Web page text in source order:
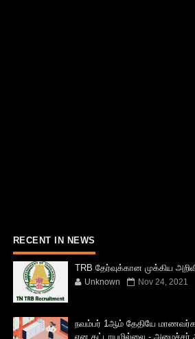
RECENT IN NEWS
TRB தேர்வுக்கான முக்கிய
Unknown Nov 24, 2021
நவம்பர் 1ஆம் தேதியே
என கட்டாயமில்லை - அமைச்சர்